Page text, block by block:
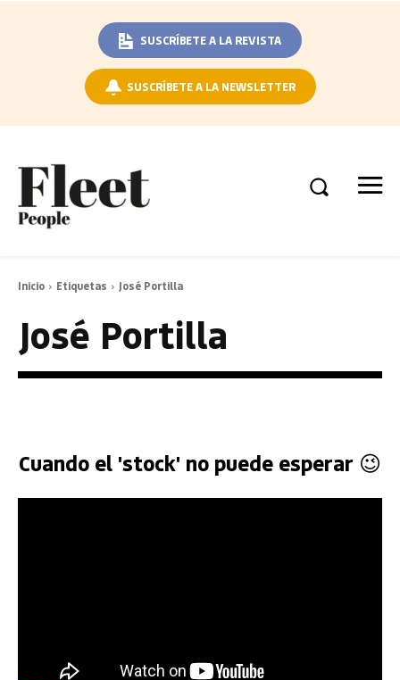
SUSCRÍBETE A LA REVISTA
SUSCRÍBETE A LA NEWSLETTER
Inicio Etiquetas José Portilla
José Portilla
Cuando el 'stock' no puede esperar 😉